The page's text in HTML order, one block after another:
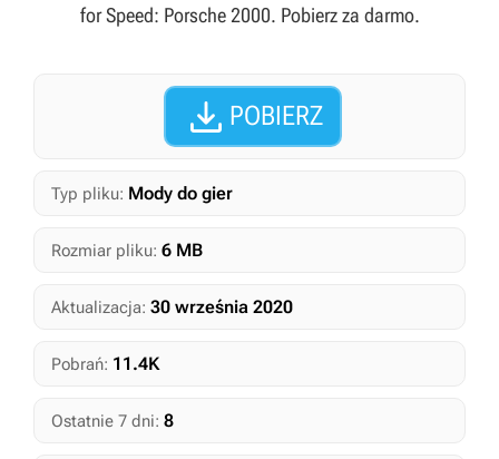
for Speed: Porsche 2000. Pobierz za darmo.
 POBIERZ
Typ pliku: Mody do gier
Rozmiar pliku: 6 MB
Aktualizacja: 30 września 2020
Pobrań: 11.4K
Ostatnie 7 dni: 8